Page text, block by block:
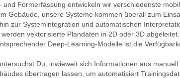
Formerfassung entwickeln wir verschiedenste
Gebäude, unsere Systeme kommen überall zum
zur Systemintegration und automatischen
vektorisierte Plandaten in 2D oder 3D
Deep-Learning-Modelle ist die
Du, inwieweit sich Informationen aus
übertragen lassen, um automatisiert